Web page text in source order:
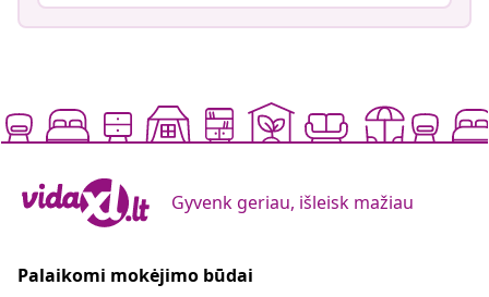
Gyvenk geriau, išleisk mažiau
Palaikomi mokėjimo būdai